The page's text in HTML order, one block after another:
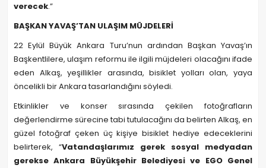
verecek.”
BAŞKAN YAVAŞ’TAN ULAŞIM MÜJDELERİ
22 Eylül Büyük Ankara Turu’nun ardından Başkan Yavaş’ın
Başkentlilere, ulaşım reformu ile ilgili müjdeleri olacağını ifade
eden Alkaş, yeşillikler arasında, bisiklet yolları olan, yaya
öncelikli bir Ankara tasarlandığını söyledi.
Etkinlikler ve konser sırasında çekilen fotoğrafların
değerlendirme sürecine tabi tutulacağını da belirten Alkaş, en
güzel fotoğraf çeken üç kişiye bisiklet hediye edeceklerini
belirterek, “Vatandaşlarımız gerek sosyal medyadan
gerekse Ankara Büyükşehir Belediyesi ve EGO Genel